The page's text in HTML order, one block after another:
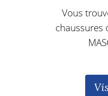
Vous
chaussures